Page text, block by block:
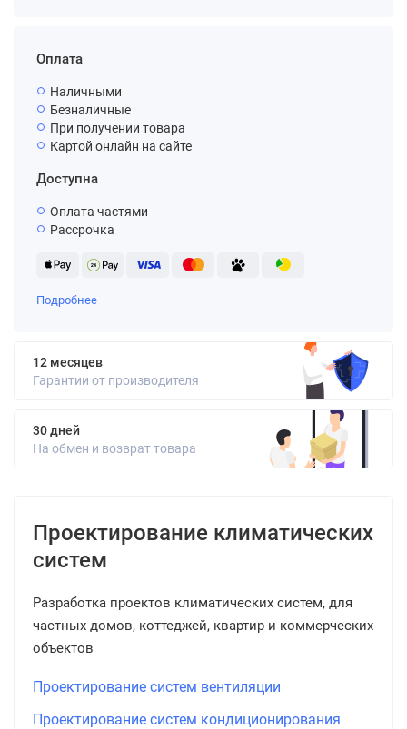
Оплата
Наличными
Безналичные
При получении товара
Картой онлайн на сайте
Доступна
Оплата частями
Рассрочка
Подробнее
12 месяцев
Гарантии от производителя
30 дней
На обмен и возврат товара
Проектирование климатических
систем
Разработка проектов климатических систем, для
частных домов, коттеджей, квартир и коммерческих
объектов
Проектирование систем вентиляции
Проектирование систем кондиционирования